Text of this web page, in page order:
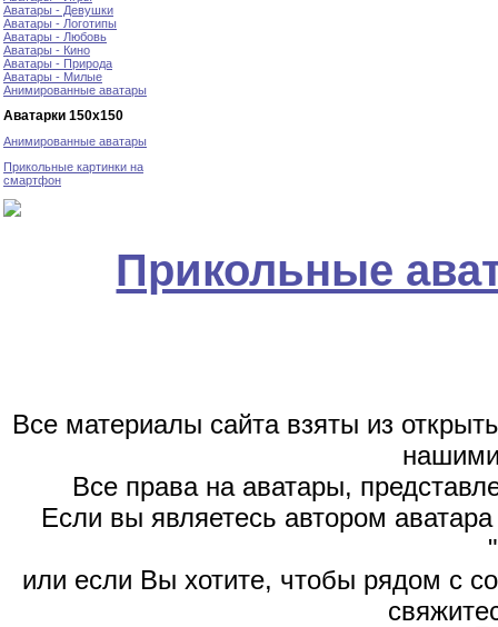
Аватары - Девушки
Аватары - Логотипы
Аватары - Любовь
Аватары - Кино
Аватары - Природа
Аватары - Милые
Анимированные аватары
Аватарки 150х150
Анимированные аватары
Прикольные картинки на
смартфон
Прикольные
Все материалы сайта взяты из
Все права на аватары,
Если вы являетесь автором
или если Вы хотите, чтобы рядом с